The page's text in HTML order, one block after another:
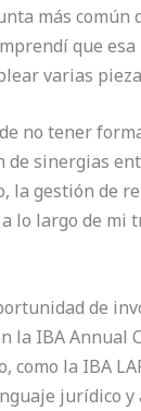
más común
que
varias
no tener
sinergias
la gestión de
largo de mi
de
IBA Annual
la IBA
jurídico y